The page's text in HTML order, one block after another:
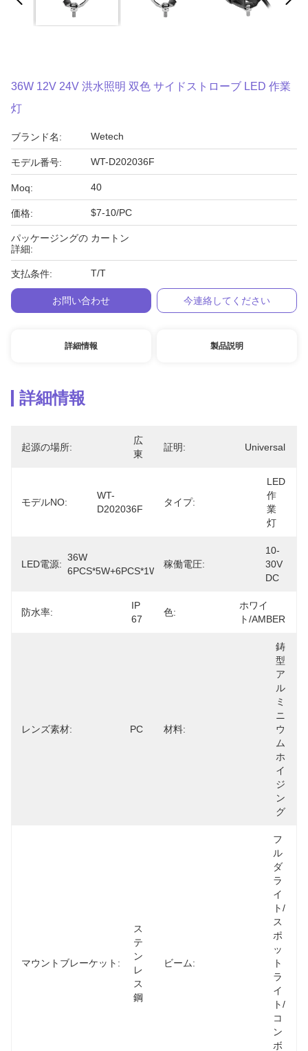
36W 12V 24V 洪水照明 双色 サイドストローブ LED 作業
灯
ブランド名: Wetech
モデル番号: WT-D202036F
Moq: 40
価格: $7-10/PC
パッケージングの
詳細:
カートン
支払条件: T/T
お問い合わせ 今連絡してください
詳細情報 製品説明
詳細情報
起源の場所:
広
東
証明: Universal
モデルNO:
WT-
D202036F
タイプ:
LED
作
業
灯
LED電源:
36W
6PCS*5W+6PCS*1W
稼働電圧:
10-
30V
DC
防水率:
IP
67
色:
ホワイ
ト/AMBER
レンズ素材: PC 材料:
鋳
型
ア
ル
ミ
ニ
ウ
ム
ホ
イ
ジ
ン
グ
マウントブレーケット:
ス
テ
ン
レ
ス
鋼
ビーム:
フ
ル
ダ
ラ
イ
ト/
ス
ポ
ッ
ト
ラ
イ
ト/
コ
ン
ボ